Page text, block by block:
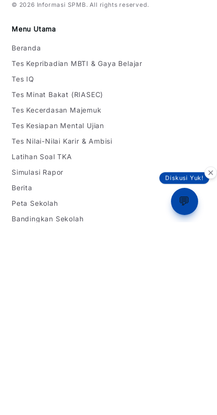
Diskusi Yuk!
💬
© 2026 Informasi SPMB . All rights reserved.
Menu Utama
Beranda
Tes Kepribadian MBTI & Gaya Belajar
Tes IQ
Tes Minat Bakat (RIASEC)
Tes Kecerdasan Majemuk
Tes Kesiapan Mental Ujian
Tes Nilai-Nilai Karir & Ambisi
Latihan Soal TKA
Simulasi Rapor
Berita
Peta Sekolah
Bandingkan Sekolah